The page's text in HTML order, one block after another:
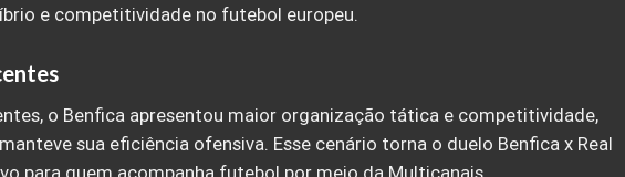
e competitividade no futebol europeu.
o Benfica apresentou maior organização tática e competitividade,
sua eficiência ofensiva. Esse cenário torna o duelo Benfica x Real